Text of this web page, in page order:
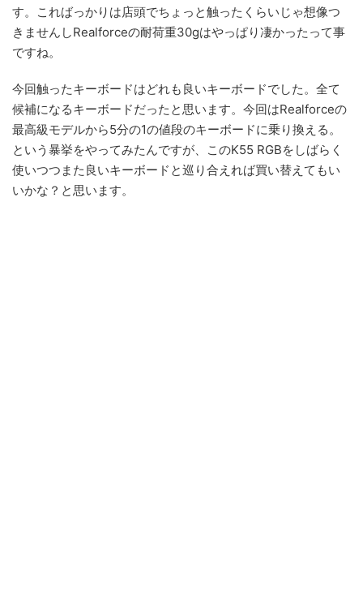
す。こればっかりは店頭でちょっと触ったくらいじゃ想像つ
きませんしRealforceの耐荷重30gはやっぱり凄かったって事
ですね。
今回触ったキーボードはどれも良いキーボードでした。全て
候補になるキーボードだったと思います。今回はRealforceの
最高級モデルから5分の1の値段のキーボードに乗り換える。
という暴挙をやってみたんですが、このK55 RGBをしばらく
使いつつまた良いキーボードと巡り合えれば買い替えてもい
いかな？と思います。